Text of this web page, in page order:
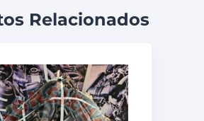
Relacionados